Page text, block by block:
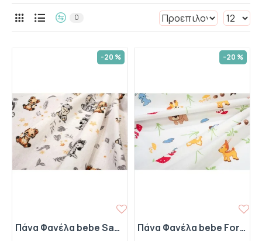
0
-20 %
Πάνα Φανέλα bebe Savanna 36 80X80 White-Grey 100% Cotton Flannel
-20 %
Πάνα Φανέλα bebe Forest Animals 070 80X80 White-Sky Blue 100% Cotton Flannel